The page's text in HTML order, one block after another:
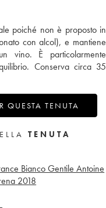
poiché non è proposto in
con alcol), e mantiene
vino. È particolarmente
Conserva circa 35
QUESTA TENUTA
TENUTA
Bianco Gentile Antoine
2018